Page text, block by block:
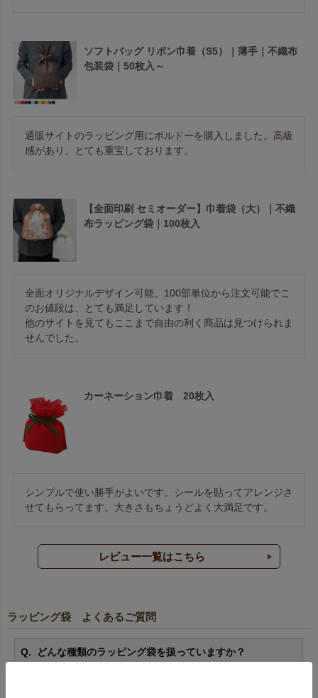
ソフトバッグ リボン巾着（S5）｜薄手｜不織布
包装袋｜50枚入～
通販サイトのラッピング用にボルドーを購入しました。高級
感があり、とても重宝しております。
【全面印刷 セミオーダー】巾着袋（大）｜不織
布ラッピング袋｜100枚入
全面オリジナルデザイン可能、100部単位から注文可能でこ
のお値段は、とても満足しています！
他のサイトを見てもここまで自由の利く商品は見つけられま
せんでした。
カーネーション巾着 20枚入
シンプルで使い勝手がよいです。シールを貼ってアレンジさ
せてもらってます。大きさもちょうどよく大満足です。
レビュー一覧はこちら
ラッピング袋 よくあるご質問
どんな種類のラッピング袋を扱っていますか？